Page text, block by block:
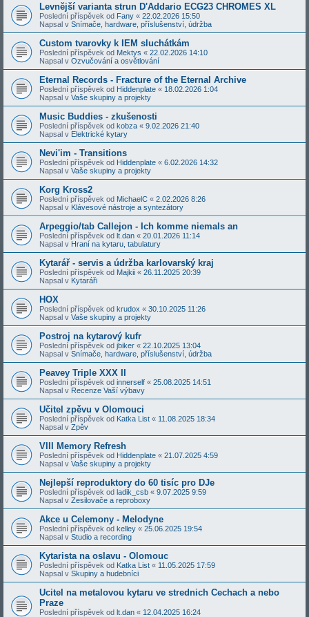
Levnější varianta strun D'Addario ECG23 CHROMES XL
Poslední příspěvek od Fany « 22.02.2026 15:50
Napsal v Snímače, hardware, příslušenství, údržba
Custom tvarovky k IEM sluchátkám
Poslední příspěvek od Mektys « 22.02.2026 14:10
Napsal v Ozvučování a osvětlování
Eternal Records - Fracture of the Eternal Archive
Poslední příspěvek od Hiddenplate « 18.02.2026 1:04
Napsal v Vaše skupiny a projekty
Music Buddies - zkušenosti
Poslední příspěvek od kobza « 9.02.2026 21:40
Napsal v Elektrické kytary
Nevi'im - Transitions
Poslední příspěvek od Hiddenplate « 6.02.2026 14:32
Napsal v Vaše skupiny a projekty
Korg Kross2
Poslední příspěvek od MichaelC « 2.02.2026 8:26
Napsal v Klávesové nástroje a syntezátory
Arpeggio/tab Callejon - Ich komme niemals an
Poslední příspěvek od lt.dan « 20.01.2026 11:14
Napsal v Hraní na kytaru, tabulatury
Kytarář - servis a údržba karlovarský kraj
Poslední příspěvek od Majkii « 26.11.2025 20:39
Napsal v Kytaráři
HOX
Poslední příspěvek od krudox « 30.10.2025 11:26
Napsal v Vaše skupiny a projekty
Postroj na kytarový kufr
Poslední příspěvek od jbiker « 22.10.2025 13:04
Napsal v Snímače, hardware, příslušenství, údržba
Peavey Triple XXX II
Poslední příspěvek od innerself « 25.08.2025 14:51
Napsal v Recenze Vaší výbavy
Učitel zpěvu v Olomouci
Poslední příspěvek od Katka List « 11.08.2025 18:34
Napsal v Zpěv
VIII Memory Refresh
Poslední příspěvek od Hiddenplate « 21.07.2025 4:59
Napsal v Vaše skupiny a projekty
Nejlepší reproduktory do 60 tisíc pro DJe
Poslední příspěvek od ladik_csb « 9.07.2025 9:59
Napsal v Zesilovače a reproboxy
Akce u Celemony - Melodyne
Poslední příspěvek od kelley « 25.06.2025 19:54
Napsal v Studio a recording
Kytarista na oslavu - Olomouc
Poslední příspěvek od Katka List « 11.05.2025 17:59
Napsal v Skupiny a hudebníci
Ucitel na metalovou kytaru ve strednich Cechach a nebo
Praze
Poslední příspěvek od lt.dan « 12.04.2025 16:24